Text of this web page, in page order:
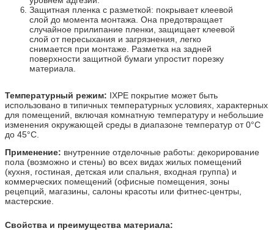
Защитная пленка с разметкой: покрывает клеевой
слой до момента монтажа. Она предотвращает
случайное прилипание пленки, защищает клеевой
слой от пересыхания и загрязнения, легко
снимается при монтаже. Разметка на задней
поверхности защитной бумаги упростит порезку
материала.
Температурный режим: IXPE покрытие может быть
использовано в типичных температурных условиях, характерных
для помещений, включая комнатную температуру и небольшие
изменения окружающей среды в диапазоне температур от 0°C
до 45°C.
Применение: внутренние отделочные работы: декорирование
пола (возможно и стены) во всех видах жилых помещений
(кухня, гостиная, детская или спальня, входная группа) и
коммерческих помещений (офисные помещения, зоны
рецепций, магазины, салоны красоты или фитнес-центры,
мастерские.
Свойства и преимущества материала: